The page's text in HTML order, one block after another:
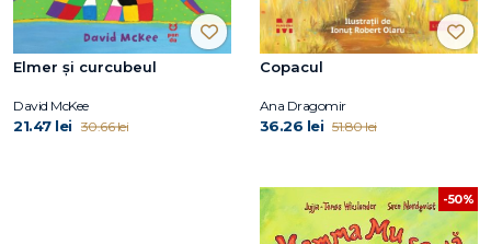
Elmer și curcubeul
David McKee
21.47 lei 30.66 lei
Copacul
Ana Dragomir
36.26 lei 51.80 lei
-50%